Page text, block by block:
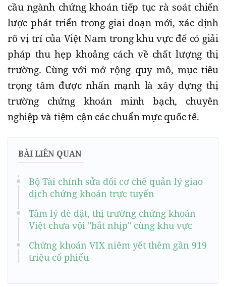
cầu ngành chứng khoán tiếp tục rà soát chiến
lược phát triển trong giai đoạn mới, xác định
rõ vị trí của Việt Nam trong khu vực để có giải
pháp thu hẹp khoảng cách về chất lượng thị
trường. Cùng với mở rộng quy mô, mục tiêu
trọng tâm được nhấn mạnh là xây dựng thị
trường chứng khoán minh bạch, chuyên
nghiệp và tiệm cận các chuẩn mực quốc tế.
BÀI LIÊN QUAN
Bộ Tài chính sửa đổi cơ chế quản lý giao
dịch chứng khoán trực tuyến
Tâm lý dè dặt, thị trường chứng khoán
Việt chưa vội "bắt nhịp" cùng khu vực
Chứng khoán VIX niêm yết thêm gần 919
triệu cổ phiếu